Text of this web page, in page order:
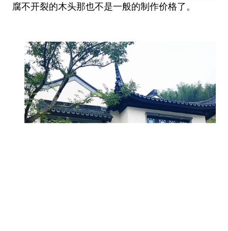
腐不开裂的木头那也不是一般的制作价格了。